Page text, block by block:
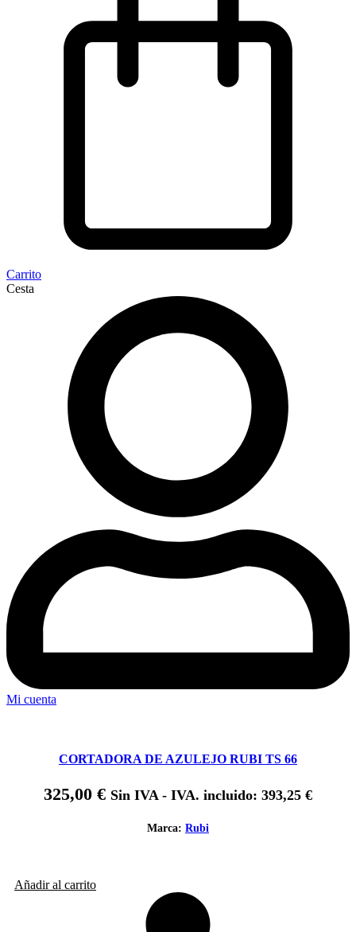
Carrito
Cesta
Mi cuenta
CORTADORA DE AZULEJO RUBI TS 66
325,00 € Sin IVA - IVA. incluido: 393,25 €
Marca: Rubi
Añadir al carrito